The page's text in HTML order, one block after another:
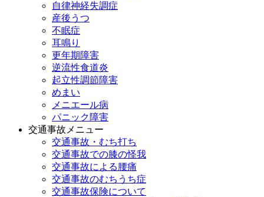
自律神経失調症
産後うつ
不眠症
耳鳴り
更年期障害
逆流性食道炎
起立性調節障害
めまい
メニエール病
パニック障害
交通事故メニュー
交通事故・むち打ち
交通事故での膝の怪我
交通事故による腰痛
交通事故のむちうち症
交通事故保険について